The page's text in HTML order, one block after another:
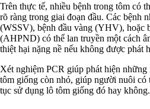
Trên thực tế, nhiều bệnh trong tôm có
rõ ràng trong giai đoạn đầu. Các bệnh
(WSSV), bệnh đầu vàng (YHV), hoặc
(AHPND) có thể lan truyền một cách
thiệt hại nặng nề nếu không được phát
Xét nghiệm PCR giúp phát hiện
tôm giống còn nhỏ, giúp người nuôi có
tục sử dụng lô tôm giống đó hay không.